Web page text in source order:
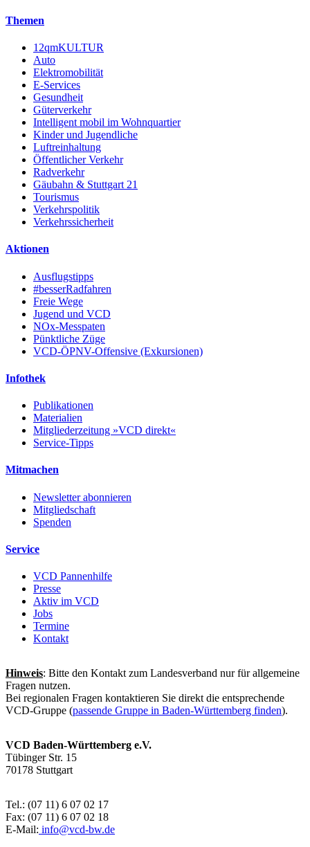
Themen
12qmKULTUR
Auto
Elektromobilität
E-Services
Gesundheit
Güterverkehr
Intelligent mobil im Wohnquartier
Kinder und Jugendliche
Luftreinhaltung
Öffentlicher Verkehr
Radverkehr
Gäubahn & Stuttgart 21
Tourismus
Verkehrspolitik
Verkehrssicherheit
Aktionen
Ausflugstipps
#besserRadfahren
Freie Wege
Jugend und VCD
NOx-Messpaten
Pünktliche Züge
VCD-ÖPNV-Offensive (Exkursionen)
Infothek
Publikationen
Materialien
Mitgliederzeitung »VCD direkt«
Service-Tipps
Mitmachen
Newsletter abonnieren
Mitgliedschaft
Spenden
Service
VCD Pannenhilfe
Presse
Aktiv im VCD
Jobs
Termine
Kontakt
Hinweis: Bitte den Kontakt zum Landesverband nur für allgemeine
Fragen nutzen.
Bei regionalen Fragen kontaktieren Sie direkt die entsprechende
VCD-Gruppe (passende Gruppe in Baden-Württemberg finden).
VCD Baden-Württemberg e.V.
Tübinger Str. 15
70178 Stuttgart
Tel.: (07 11) 6 07 02 17
Fax: (07 11) 6 07 02 18
E-Mail: info@vcd-bw.de